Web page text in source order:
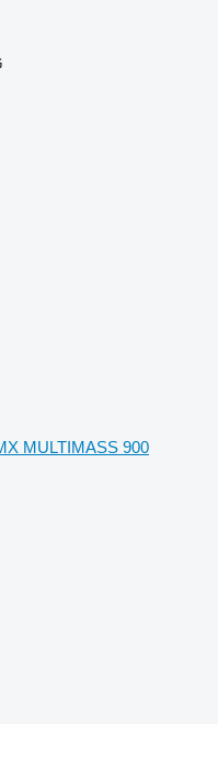
MULTIMASS 900